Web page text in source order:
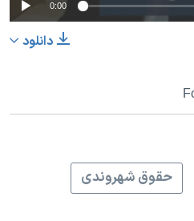
0:00
دانلود
حقوق شهروندی